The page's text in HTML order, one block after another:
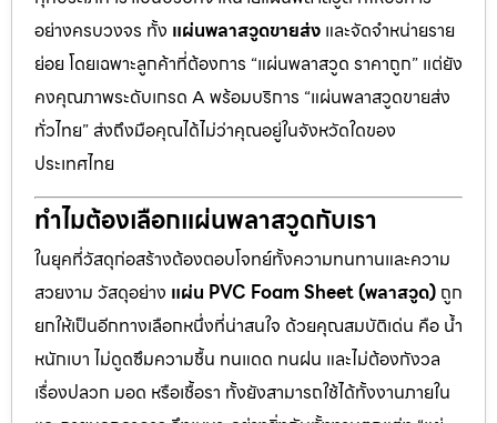
อย่างครบวงจร ทั้ง แผ่นพลาสวูดขายส่ง และจัดจำหน่ายราย
ย่อย โดยเฉพาะลูกค้าที่ต้องการ “แผ่นพลาสวูด ราคาถูก” แต่ยัง
คงคุณภาพระดับเกรด A พร้อมบริการ “แผ่นพลาสวูดขายส่ง
ทั่วไทย” ส่งถึงมือคุณได้ไม่ว่าคุณอยู่ในจังหวัดใดของ
ประเทศไทย
ทำไมต้องเลือกแผ่นพลาสวูดกับเรา
ในยุคที่วัสดุก่อสร้างต้องตอบโจทย์ทั้งความทนทานและความ
สวยงาม วัสดุอย่าง แผ่น PVC Foam Sheet (พลาสวูด) ถูก
ยกให้เป็นอีกทางเลือกหนึ่งที่น่าสนใจ ด้วยคุณสมบัติเด่น คือ น้ำ
หนักเบา ไม่ดูดซึมความชื้น ทนแดด ทนฝน และไม่ต้องกังวล
เรื่องปลวก มอด หรือเชื้อรา ทั้งยังสามารถใช้ได้ทั้งงานภายใน